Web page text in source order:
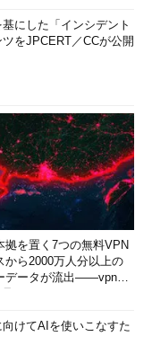
にした「インシデント
をJPCERT／CCが公開
拠を置く7つの無料VPN
から2000万人分以上の
データが流出――vpnMe
けてAIを使いこなすた